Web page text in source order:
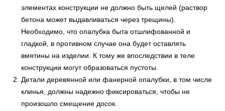
элементах конструкции не должно быть щелей (раствор
бетона может выдавливаться через трещины).
Необходимо, что опалубка быта отшлифованной и
гладкой, в противном случае она будет оставлять
вмятины на изделии. К тому же впоследствии в теле
конструкции могут образоваться пустоты.
Детали деревянной или фанерной опалубки, в том числе
клинья, должны надежно фиксироваться, чтобы не
произошло смещение досок.